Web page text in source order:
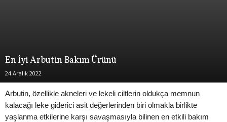
En İyi Arbutin Bakım Ürünü
24 Aralık 2022
Arbutin, özellikle akneleri ve lekeli ciltlerin oldukça memnun
kalacağı leke giderici asit değerlerinden biri olmakla birlikte
yaşlanma etkilerine karşı savaşmasıyla bilinen en etkili bakım